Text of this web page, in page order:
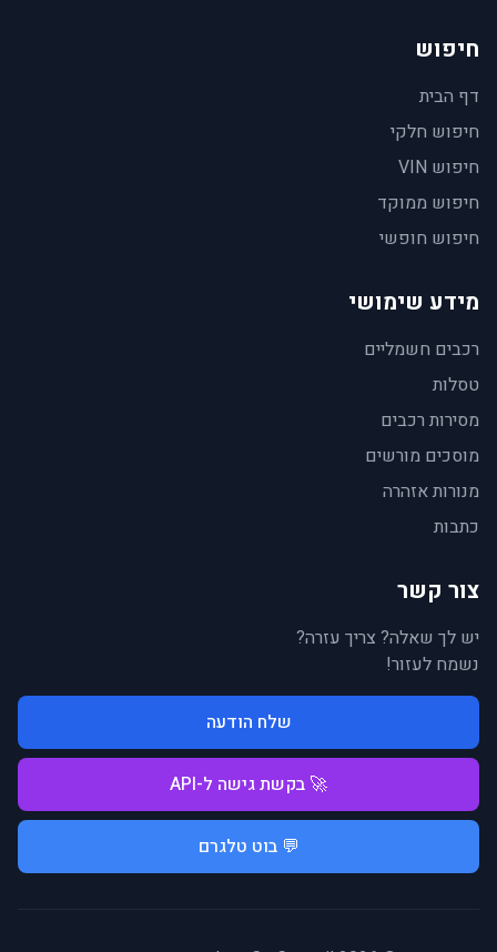
חיפוש
דף הבית
חיפוש חלקי
חיפוש VIN
חיפוש ממוקד
חיפוש חופשי
מידע שימושי
רכבים חשמליים
טסלות
מסירות רכבים
מוסכים מורשים
מנורות אזהרה
כתבות
צור קשר
יש לך שאלה? צריך עזרה?
נשמח לעזור!
שלח הודעה
🚀 בקשת גישה ל-API
💬 בוט טלגרם